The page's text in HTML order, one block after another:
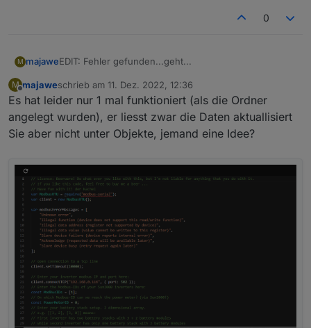
0
M majaweEDIT: Fehler gefunden...geht...
Funktioniert das script noch? Bekomme folgenden
fehler:
Verwende einen Huawei Sun2000-8ktl-M1
Als FW habe ich die versionen:
Inverter: V100R001C00SPC148
Dongle: V100R001C00SPC130
M
Offline
majaweschrieb am 11. Dez. 2022, 12:36
zuletzt editiert von
Es hat leider nur 1 mal funktioniert (als die Ordner
angelegt wurden), er liesst zwar die Daten aktuallisiert
Sie aber nicht unter Objekte, jemand eine Idee?